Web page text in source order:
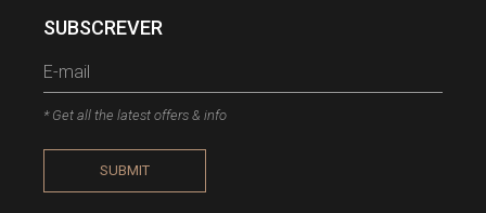
SUBSCREVER
* Get all the latest offers & info
SUBMIT